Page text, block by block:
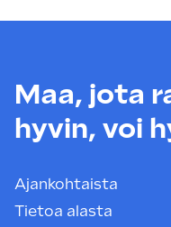
Maa, jota
hyvin, voi
Ajankohtaista
Tietoa alasta